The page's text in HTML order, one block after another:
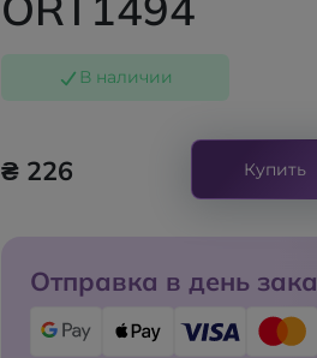
В наличии
₴ 226 Купить
Отправка в день